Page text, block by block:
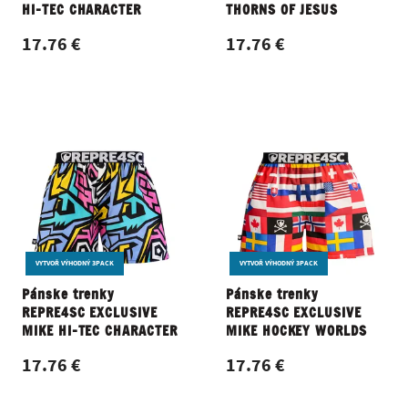
HI-TEC CHARACTER
17.76 €
THORNS OF JESUS
17.76 €
VYTVOŘ VÝHODNÝ 3PACK
Pánske trenky
REPRE4SC EXCLUSIVE
MIKE HI-TEC CHARACTER
17.76 €
VYTVOŘ VÝHODNÝ 3PACK
Pánske trenky
REPRE4SC EXCLUSIVE
MIKE HOCKEY WORLDS
17.76 €